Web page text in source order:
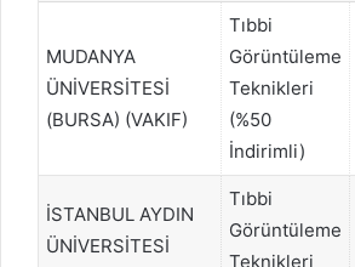
MUDANYA
ÜNİVERSİTESİ
(BURSA) (VAKIF)
Tıbbi
Görüntüleme
Teknikleri
(%50
İndirimli)
İSTANBUL AYDIN
ÜNİVERSİTESİ
Tıbbi
Görüntüleme
Teknikleri